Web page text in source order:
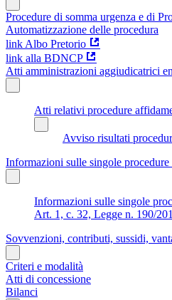
Procedure di somma urgenza e di
Automatizzazione delle procedura
link Albo Pretorio
link alla BDNCP
Atti amministrazioni aggiudicatrici
Atti relativi procedure
Avviso risultati
Informazioni sulle singole
Informazioni sulle singole
Art. 1, c. 32, Legge n. 190/
Sovvenzioni, contributi, sussidi,
Criteri e modalità
Atti di concessione
Bilanci